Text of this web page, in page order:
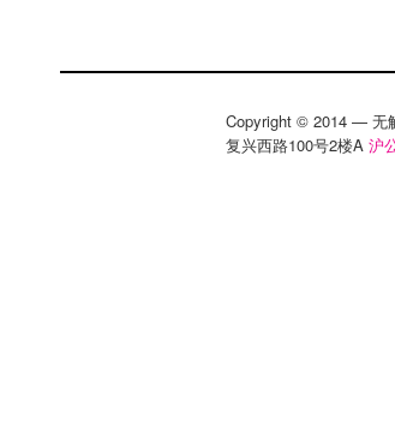
Copyright © 2014 — 无
复兴西路100号2楼A 沪